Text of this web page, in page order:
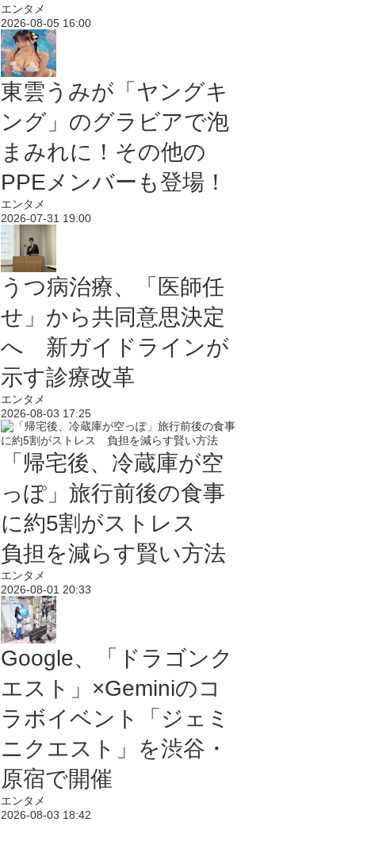
エンタメ
2026-08-05 16:00
東雲うみが「ヤングキ
ング」のグラビアで泡
まみれに！その他の
PPEメンバーも登場！
エンタメ
2026-07-31 19:00
うつ病治療、「医師任
せ」から共同意思決定
へ 新ガイドラインが
示す診療改革
エンタメ
2026-08-03 17:25
「帰宅後、冷蔵庫が空
っぽ」旅行前後の食事
に約5割がストレス
負担を減らす賢い方法
エンタメ
2026-08-01 20:33
Google、「ドラゴンク
エスト」×Geminiのコ
ラボイベント「ジェミ
ニクエスト」を渋谷・
原宿で開催
エンタメ
2026-08-03 18:42